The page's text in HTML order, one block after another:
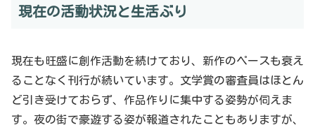
現在の活動状況と生活ぶり
現在も旺盛に創作活動を続けており、新作のペースも衰え
ることなく刊行が続いています。文学賞の審査員はほとん
ど引き受けておらず、作品作りに集中する姿勢が伺えま
す。夜の街で豪遊する姿が報道されたこともありますが、